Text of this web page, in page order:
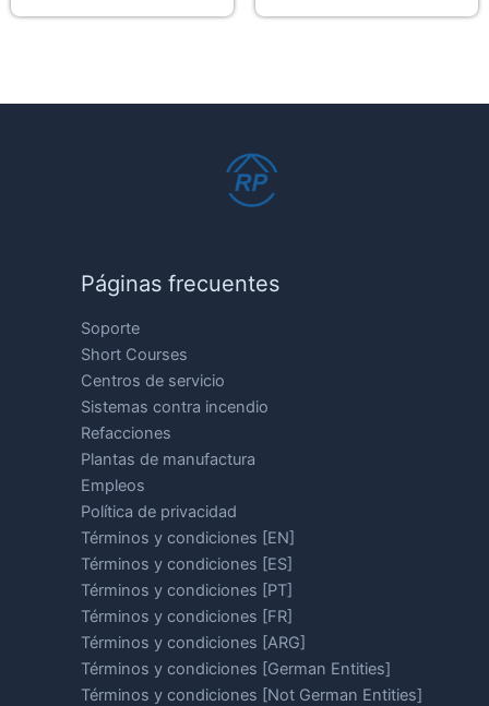
Páginas frecuentes
Soporte
Short Courses
Centros de servicio
Sistemas contra incendio
Refacciones
Plantas de manufactura
Empleos
Política de privacidad
Términos y condiciones [EN]
Términos y condiciones [ES]
Términos y condiciones [PT]
Términos y condiciones [FR]
Términos y condiciones [ARG]
Términos y condiciones [German Entities]
Términos y condiciones [Not German Entities]